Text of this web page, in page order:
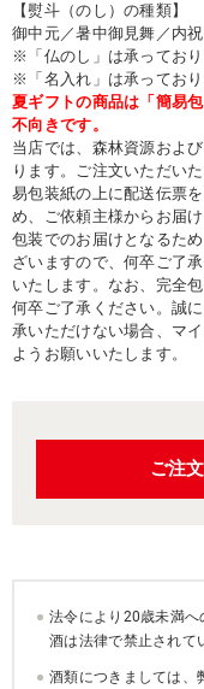
【熨斗（のし）の種類】
御中元／暑中御見舞／内
※「仏のし」は承っており
※「名入れ」は承っており
夏ギフトの商品は「簡易
不向きです。
当店では、森林資源およ
ります。ご注文いただい
易包装紙の上に配送伝票
め、ご依頼主様からお届
包装でのお届けとなるた
ざいますので、何卒ご了
いたします。なお、完全
何卒ご了承ください。誠
承いただけない場合、マ
ようお願いいたします。
ご注
法令により20歳未満
酒は法律で禁止されて
酒類につきましては、